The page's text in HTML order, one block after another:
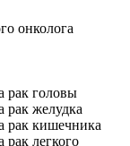
онколога
рак головы
рак желудка
рак кишечника
рак легкого